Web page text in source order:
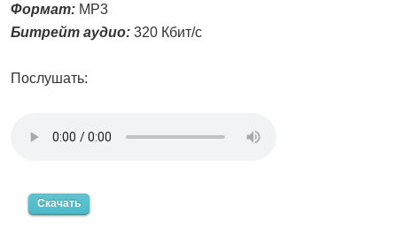
Формат: MP3
Битрейт аудио: 320 Кбит/с
Послушать:
Скачать